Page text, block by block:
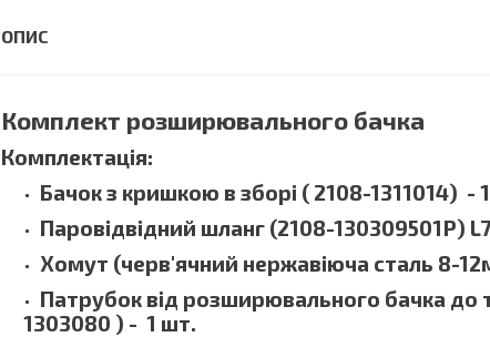
Комплект розширювального бачка
Комплектація:
Бачок з кришкою в зборі ( 2108-1311014) -
Паровідвідний шланг (2108-130309501Р)
Хомут (черв'ячний нержавіюча сталь 8-
Патрубок від розширювального бачка до
1303080 ) - 1 шт.